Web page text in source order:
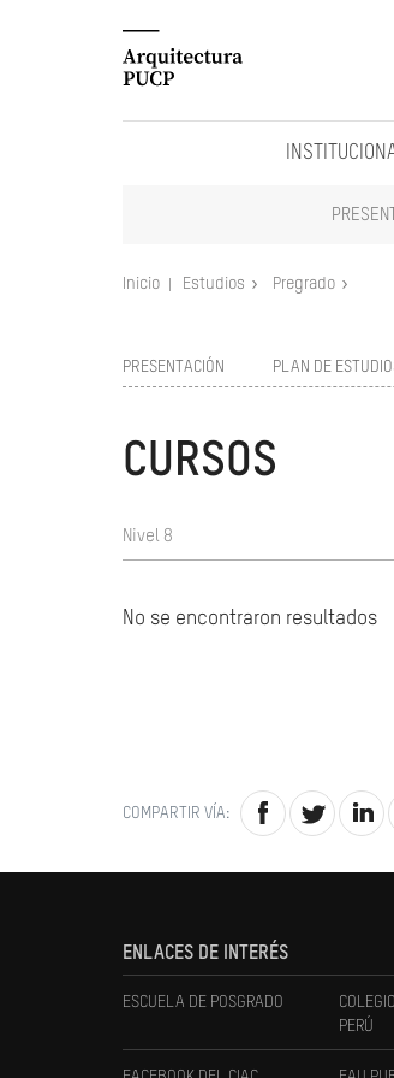
Inicio Estudios Pregrado
PRESENTACIÓN PLAN DE
CURSOS
Nivel 8
No se encontraron resultados
COMPARTIR VÍA:
ENLACES DE INTERÉS
ESCUELA DE POSGRADO
PERÚ